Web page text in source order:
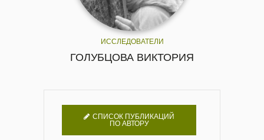
ИССЛЕДОВАТЕЛИ
ГОЛУБЦОВА ВИКТОРИЯ
СПИСОК ПУБЛИКАЦИЙ
ПО АВТОРУ